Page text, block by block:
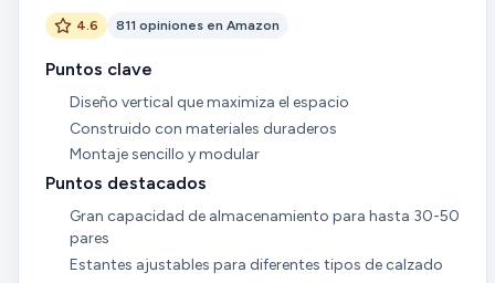
4.6 811 opiniones en Amazon
Puntos clave
Diseño vertical que maximiza el espacio
Construido con materiales duraderos
Montaje sencillo y modular
Puntos destacados
Gran capacidad de almacenamiento para hasta 30-50
pares
Estantes ajustables para diferentes tipos de calzado